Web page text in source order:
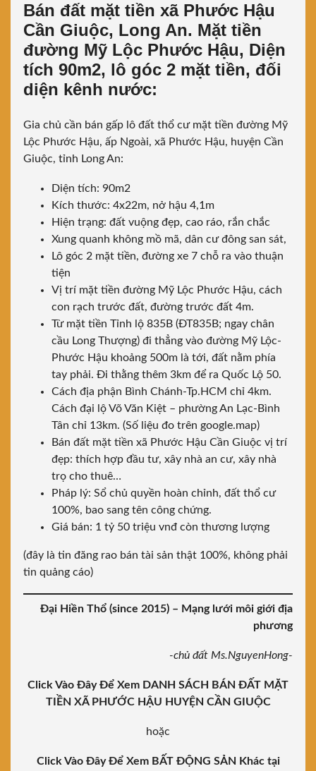
Bán đất mặt tiền xã Phước Hậu
Cần Giuộc, Long An. Mặt tiền
đường Mỹ Lộc Phước Hậu, Diện
tích 90m2, lô góc 2 mặt tiền, đối
diện kênh nước:
Gia chủ cần bán gấp lô đất thổ cư mặt tiền đường Mỹ
Lộc Phước Hậu, ấp Ngoài, xã Phước Hậu, huyện Cần
Giuộc, tỉnh Long An:
Diện tích: 90m2
Kích thước: 4x22m, nở hậu 4,1m
Hiện trạng: đất vuộng đẹp, cao ráo, rắn chắc
Xung quanh không mồ mã, dân cư đông san sát,
Lô góc 2 mặt tiền, đường xe 7 chỗ ra vào thuận
tiện
Vị trí mặt tiền đường Mỹ Lộc Phước Hậu, cách
con rạch trước đất, đường trước đất 4m.
Từ mặt tiền Tỉnh lộ 835B (ĐT835B; ngay chân
cầu Long Thượng) đi thẳng vào đường Mỹ Lộc-
Phước Hậu khoảng 500m là tới, đất nằm phía
tay phải. Đi thằng thêm 3km để ra Quốc Lộ 50.
Cách địa phận Bình Chánh-Tp.HCM chỉ 4km.
Cách đại lộ Võ Văn Kiệt – phường An Lạc-Bình
Tân chỉ 13km. (Số liệu đo trên google.map)
Bán đất mặt tiền xã Phước Hậu Cần Giuộc vị trí
đẹp: thích hợp đầu tư, xây nhà an cư, xây nhà
trọ cho thuê…
Pháp lý: Sổ chủ quyền hoàn chỉnh, đất thổ cư
100%, bao sang tên công chứng.
Giá bán: 1 tỷ 50 triệu vnđ còn thương lượng
(đây là tin đăng rao bán tài sản thật 100%, không phải
tin quảng cáo)
Đại Hiền Thổ (since 2015) – Mạng lưới môi giới địa
phương
-chủ đất Ms.NguyenHong-
Click Vào Đây Để Xem DANH SÁCH BÁN ĐẤT MẶT
TIỀN XÃ PHƯỚC HẬU HUYỆN CẦN GIUỘC
hoặc
Click Vào Đây Để Xem BẤT ĐỘNG SẢN Khác tại